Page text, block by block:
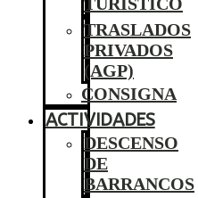
TRASLADOS
PRIVADOS
(AGP)
CONSIGNA
ACTIVIDADES
DESCENSO
DE
BARRANCOS